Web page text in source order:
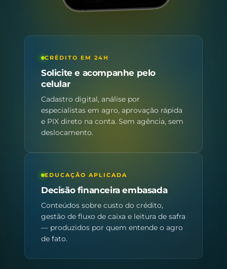
CRÉDITO EM 24H
Solicite e acompanhe pelo
celular
Cadastro digital, análise por
especialistas em agro, aprovação rápida
e PIX direto na conta. Sem agência, sem
deslocamento.
EDUCAÇÃO APLICADA
Decisão financeira embasada
Conteúdos sobre custo do crédito,
gestão de fluxo de caixa e leitura de safra
— produzidos por quem entende o agro
de fato.